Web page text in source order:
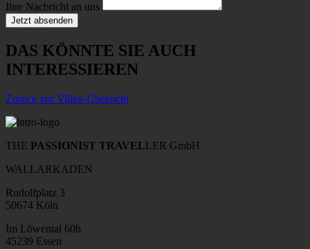
Ihre Nachricht an uns
Jetzt absenden
DAS KÖNNTE SIE AUCH
INTERESSIEREN
Zurück zur Villen-Übersicht
THE PASSIONIST TRAVELLER GmbH
WALLARKADEN
Rudolfplatz 3
50674 Köln
Im Löwental 60b
45239 Essen